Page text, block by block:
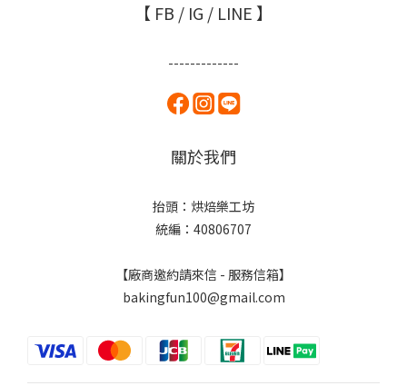
【 FB / IG / LINE 】
-------------
關於我們
抬頭：烘焙樂工坊
統編：40806707
【廠商邀約請來信 - 服務信箱】
bakingfun100@gmail.com